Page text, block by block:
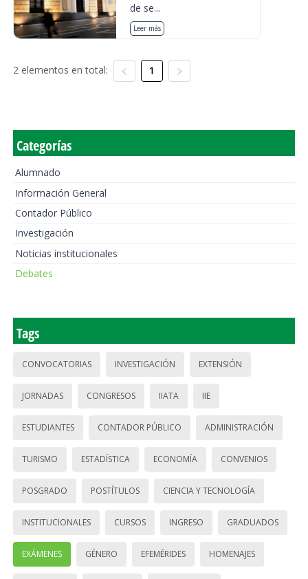
de se...
Leer más
2 elementos en total: 1
Categorías
Alumnado
Información General
Contador Público
Investigación
Noticias institucionales
Debates
Tags
CONVOCATORIAS INVESTIGACIÓN EXTENSIÓN
JORNADAS CONGRESOS IIATA IIE
ESTUDIANTES CONTADOR PÚBLICO ADMINISTRACIÓN
TURISMO ESTADÍSTICA ECONOMÍA CONVENIOS
POSGRADO POSTÍTULOS CIENCIA Y TECNOLOGÍA
INSTITUCIONALES CURSOS INGRESO GRADUADOS
EXÁMENES GÉNERO EFEMÉRIDES HOMENAJES